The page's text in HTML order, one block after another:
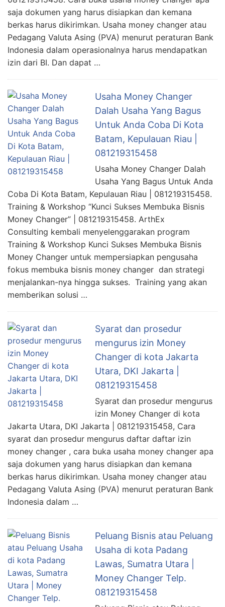
saja dokumen yang harus disiapkan dan kemana
berkas harus dikirimkan. Usaha money changer atau
Pedagang Valuta Asing (PVA) menurut peraturan Bank
Indonesia dalam operasionalnya harus mendapatkan
izin dari BI. Dan dapat …
Usaha Money Changer
Dalah Usaha Yang Bagus
Untuk Anda Coba Di Kota
Batam, Kepulauan Riau |
081219315458
Usaha Money Changer Dalah
Usaha Yang Bagus Untuk Anda
Coba Di Kota Batam, Kepulauan Riau | 081219315458.
Training & Workshop “Kunci Sukses Membuka Bisnis
Money Changer” | 081219315458. ArthEx
Consulting kembali menyelenggarakan program
Training & Workshop Kunci Sukses Membuka Bisnis
Money Changer untuk mempersiapkan pengusaha
fokus membuka bisnis money changer dan strategi
menjalankan-nya hingga sukses. Training yang akan
memberikan solusi …
Syarat dan prosedur
mengurus izin Money
Changer di kota Jakarta
Utara, DKI Jakarta |
081219315458
Syarat dan prosedur mengurus
izin Money Changer di kota
Jakarta Utara, DKI Jakarta | 081219315458, Cara
syarat dan prosedur mengurus daftar daftar izin
money changer , cara buka usaha money changer apa
saja dokumen yang harus disiapkan dan kemana
berkas harus dikirimkan. Usaha money changer atau
Pedagang Valuta Asing (PVA) menurut peraturan Bank
Indonesia dalam …
Peluang Bisnis atau Peluang
Usaha di kota Padang
Lawas, Sumatra Utara |
Money Changer Telp.
081219315458